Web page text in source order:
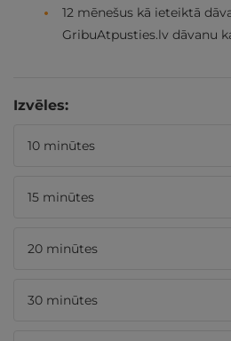
12 mēnešus kā ieteiktā
GribuAtpusties.lv dāvanu
Izvēles:
10 minūtes
15 minūtes
20 minūtes
30 minūtes